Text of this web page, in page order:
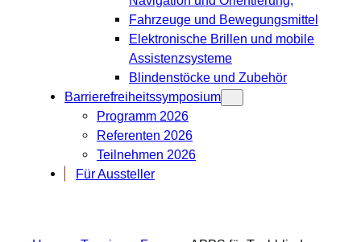
Fahrzeuge und Bewegungsmittel
Elektronische Brillen und mobile
Assistenzsysteme
Blindenstöcke und Zubehör
Barrierefreiheitssymposium
Programm 2026
Referenten 2026
Teilnehmen 2026
Für Aussteller